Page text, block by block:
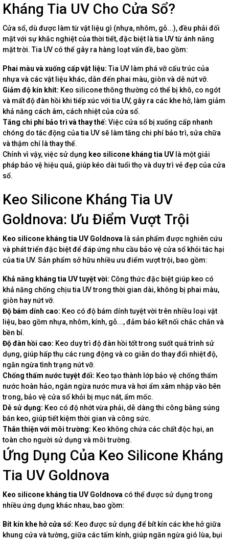
Kháng Tia UV Cho Cửa Sổ?
Cửa sổ, dù được làm từ vật liệu gì (nhựa, nhôm, gỗ...), đều phải đối
mặt với sự khắc nghiệt của thời tiết, đặc biệt là tia UV từ ánh nắng
mặt trời. Tia UV có thể gây ra hàng loạt vấn đề, bao gồm:
Phai màu và xuống cấp vật liệu:Tia UV làm phá vỡ cấu trúc của
nhựa và các vật liệu khác, dẫn đến phai màu, giòn và dễ nứt vỡ.
Giảm độ kín khít: Keo silicone thông thường có thể bị khô, co ngót
và mất độ đàn hồi khi tiếp xúc với tia UV, gây ra các khe hở, làm giảm
khả năng cách âm, cách nhiệt của cửa sổ.
Tăng chi phí bảo trì và thay thế: Việc cửa sổ bị xuống cấp nhanh
chóng do tác động của tia UV sẽ làm tăng chi phí bảo trì, sửa chữa
và thậm chí là thay thế.
Chính vì vậy, việc sử dụng keo silicone kháng tia UV là một giải
pháp bảo vệ hiệu quả, giúp kéo dài tuổi thọ và duy trì vẻ đẹp của cửa
sổ.
Keo Silicone Kháng Tia UV
Goldnova: Ưu Điểm Vượt Trội
Keo silicone kháng tia UV Goldnova là sản phẩm được nghiên cứu
và phát triển đặc biệt để đáp ứng nhu cầu bảo vệ cửa sổ khỏi tác hại
của tia UV. Sản phẩm sở hữu nhiều ưu điểm vượt trội, bao gồm:
Khả năng kháng tia UV tuyệt vời: Công thức đặc biệt giúp keo có
khả năng chống chịu tia UV trong thời gian dài, không bị phai màu,
giòn hay nứt vỡ.
Độ bám dính cao: Keo có độ bám dính tuyệt vời trên nhiều loại vật
liệu, bao gồm nhựa, nhôm, kính, gỗ..., đảm bảo kết nối chắc chắn và
bền bỉ.
Độ đàn hồi cao: Keo duy trì độ đàn hồi tốt trong suốt quá trình sử
dụng, giúp hấp thụ các rung động và co giãn do thay đổi nhiệt độ,
ngăn ngừa tình trạng nứt vỡ.
Chống thấm nước tuyệt đối: Keo tạo thành lớp bảo vệ chống thấm
nước hoàn hảo, ngăn ngừa nước mưa và hơi ẩm xâm nhập vào bên
trong, bảo vệ cửa sổ khỏi bị mục nát, ẩm mốc.
Dễ sử dụng: Keo có độ nhớt vừa phải, dễ dàng thi công bằng súng
bắn keo, giúp tiết kiệm thời gian và công sức.
Thân thiện với môi trường: Keo không chứa các chất độc hại, an
toàn cho người sử dụng và môi trường.
Ứng Dụng Của Keo Silicone Kháng
Tia UV Goldnova
Keo silicone kháng tia UV Goldnova có thể được sử dụng trong
nhiều ứng dụng khác nhau, bao gồm:
Bít kín khe hở cửa sổ: Keo được sử dụng để bít kín các khe hở giữa
khung cửa và tường, giữa các tấm kính, giúp ngăn ngừa gió lùa, bụi